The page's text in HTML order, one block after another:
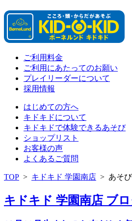
ご利用料金
ご利用にあたってのお願い
プレイリーダーについて
採用情報
はじめての方へ
キドキドについて
キドキドで体験できるあそび
ショップリスト
お客様の声
よくあるご質問
TOP > キドキド 学園南店 > あそ
キドキド 学園南店 ブ